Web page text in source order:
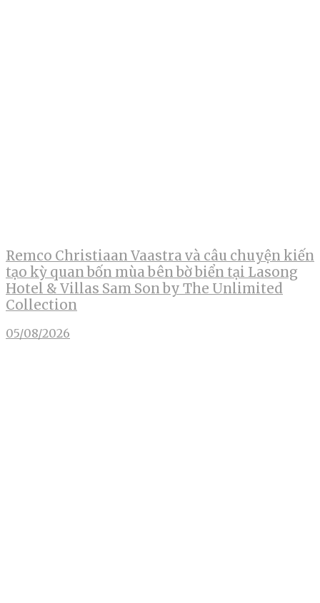
Remco Christiaan Vaastra và câu chuyện kiến
tạo kỳ quan bốn mùa bên bờ biển tại Lasong
Hotel & Villas Sam Son by The Unlimited
Collection
05/08/2026